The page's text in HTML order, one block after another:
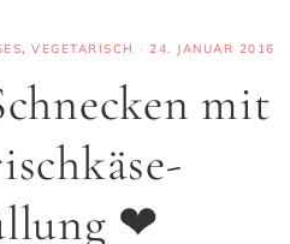
, VEGETARISCH · 24. JANUAR 2016
mit
❤